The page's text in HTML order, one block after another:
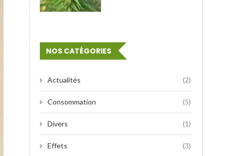
NOS CATÉGORIES
Actualités (2)
Consommation (5)
Divers (1)
Effets (3)